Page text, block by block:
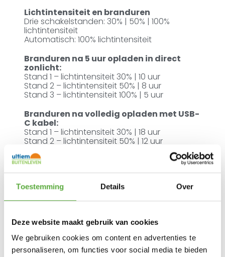
Toestemming Details Over
Deze website maakt gebruik van cookies
We gebruiken cookies om content en advertenties te
personaliseren, om functies voor social media te bieden
Lichtintensiteit en branduren
Drie schakelstanden: 30% | 50% | 100%
lichtintensiteit
Automatisch: 100% lichtintensiteit
Branduren na 5 uur opladen in direct
zonlicht:
Stand 1 – lichtintensiteit 30% | 10 uur
Stand 2 – lichtintensiteit 50% | 8 uur
Stand 3 – lichtintensiteit 100% | 5 uur
Branduren na volledig opladen met USB-
C kabel:
Stand 1 – lichtintensiteit 30% | 18 uur
Stand 2 – lichtintensiteit 50% | 12 uur
Stand 3 – lichtintensiteit 100% | 7 uur
Ultiem Buitenleven prijs:
Uitverkocht
Gratis verzending vanaf €250,-*
Achteraf betalen mogelijk